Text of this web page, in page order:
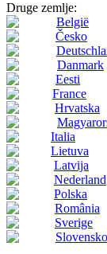
Druge zemlje:
België
Česko
Danmark
Eesti
France
Hrvatska
Italia
Lietuva
Latvija
Nederland
Polska
România
Sverige
Slovensko